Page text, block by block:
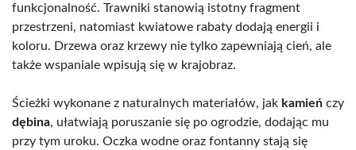
funkcjonalność. Trawniki stanowią istotny fragment
przestrzeni, natomiast kwiatowe rabaty dodają energii i
koloru. Drzewa oraz krzewy nie tylko zapewniają cień, ale
także wspaniale wpisują się w krajobraz.
Ścieżki wykonane z naturalnych materiałów, jak kamień czy
dębina, ułatwiają poruszanie się po ogrodzie, dodając mu
przy tym uroku. Oczka wodne oraz fontanny stają się